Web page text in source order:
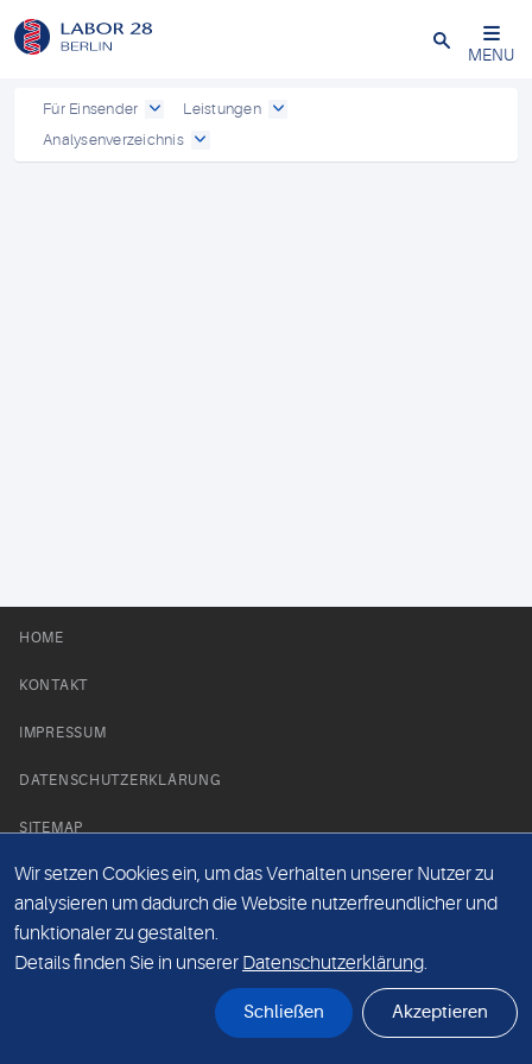
Schließen
MENU
Für Einsender
Leistungen
Analysenverzeichnis
HOME
KONTAKT
IMPRESSUM
DATENSCHUTZERKLÄRUNG
SITEMAP
NEWS PARTNER
Wir setzen Cookies ein, um das Verhalten unserer Nutzer zu
analysieren um dadurch die Website nutzerfreundlicher und
funktionaler zu gestalten.
Details finden Sie in unserer Datenschutzerklärung.
Schließen Akzeptieren